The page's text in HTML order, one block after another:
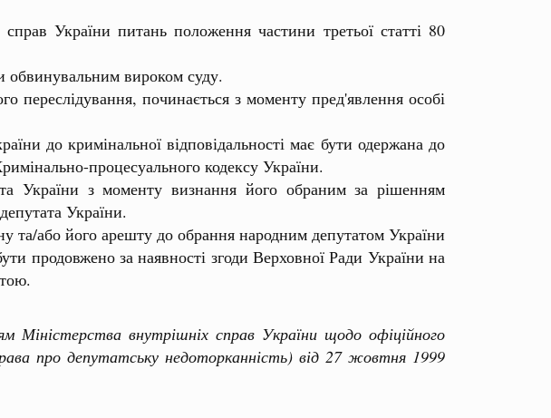
України питань положення частини третьої статті 80
обвинувальним вироком суду.
переслідування, починається з моменту пред'явлення особі
до кримінальної відповідальності має бути одержана до
процесуального кодексу України.
України з моменту визнання його обраним за рішенням
України.
або його арешту до обрання народним депутатом України
продовжено за наявності згоди Верховної Ради України на
Міністерства внутрішніх справ України щодо офіційного
про депутатську недоторканність) від 27 жовтня 1999